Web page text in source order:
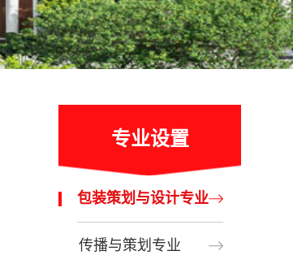
专业设置
包装策划与设计专业
传播与策划专业